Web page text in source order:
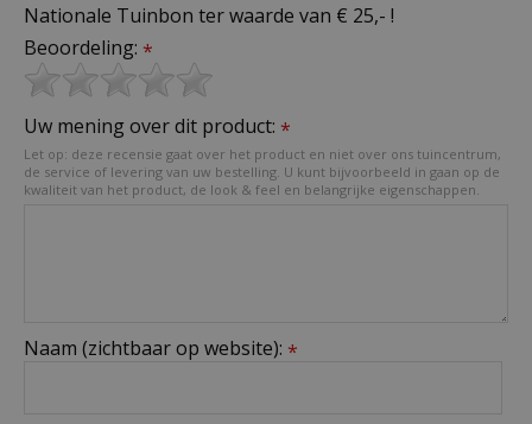
Nationale Tuinbon ter waarde van € 25,- !
Beoordeling: *
Uw mening over dit product: *
Let op: deze recensie gaat over het product en niet over ons tuincentrum,
de service of levering van uw bestelling. U kunt bijvoorbeeld in gaan op de
kwaliteit van het product, de look & feel en belangrijke eigenschappen.
Naam (zichtbaar op website): *